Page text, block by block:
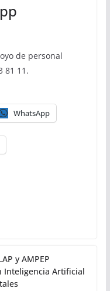
de personal
81 11.
WhatsApp
y AMPEP
Inteligencia Artificial